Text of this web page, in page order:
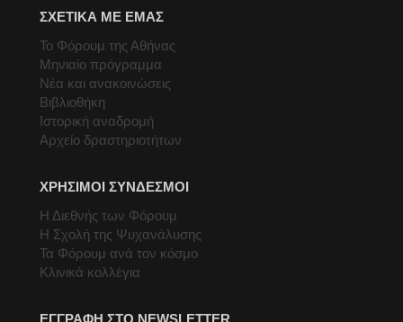
ΣΧΕΤΙΚΑ ΜΕ ΕΜΑΣ
Το Φόρουμ της Αθήνας
Μηνιαίο πρόγραμμα
Νέα και ανακοινώσεις
Βιβλιοθήκη
Ιστορική αναδρομή
Αρχείο δραστηριοτήτων
ΧΡΗΣΙΜΟΙ ΣΥΝΔΕΣΜΟΙ
Η Διεθνής των Φόρουμ
Η Σχολή της Ψυχανάλυσης
Τα Φόρουμ ανά τον κόσμο
Κλινικά κολλέγια
ΕΓΓΡΑΦΗ ΣΤΟ NEWSLETTER